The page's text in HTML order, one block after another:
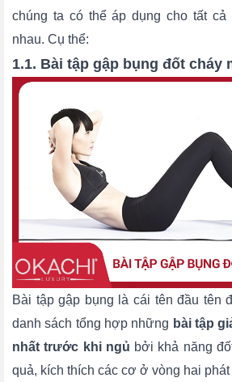
chúng ta có thể áp dụng cho tất
nhau. Cụ thể:
1.1. Bài tập gập bụng đốt cháy
Bài tập gập bụng là cái tên đầu tên
danh sách tổng hợp những bài tập
nhất trước khi ngủ bởi khả năng
quả, kích thích các cơ ở vòng hai phát